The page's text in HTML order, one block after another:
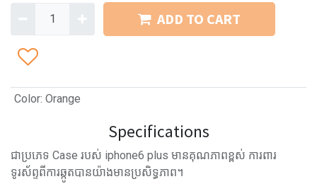
ADD TO CART
Color: Orange
Specifications
ជាប្រភេទ Case របស់ iphone6 plus មានគុណភាពខ្ពស់ ការពារ
ទូរស័ព្ទពីការឆ្កូតបានយ៉ាងមានប្រសិទ្ធភាព។